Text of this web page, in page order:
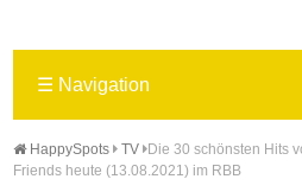
☰ Navigation
HappySpots TV
Die 30 schönsten Hits
Friends heute (13.08.2021) im RBB